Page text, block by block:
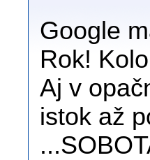
Google
Rok!
Aj v
istok až